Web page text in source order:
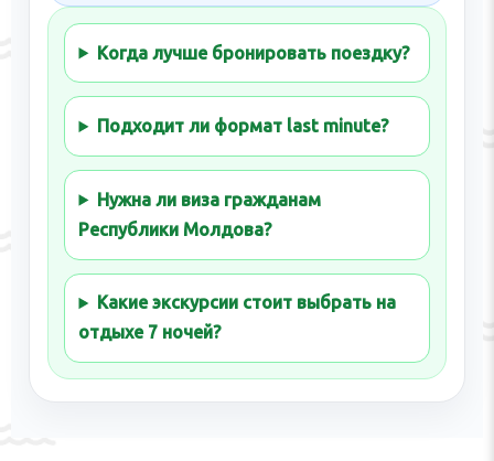
Когда лучше бронировать поездку?
Подходит ли формат last minute?
Нужна ли виза гражданам
Республики Молдова?
Какие экскурсии стоит выбрать на
отдыхе 7 ночей?